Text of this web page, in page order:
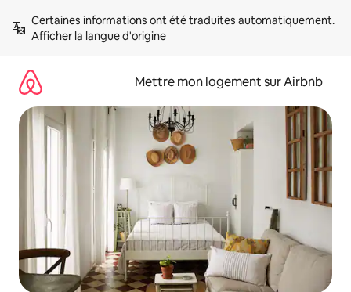
directement
Afficher la langue d'origine
Mettre mon logement sur Airbnb